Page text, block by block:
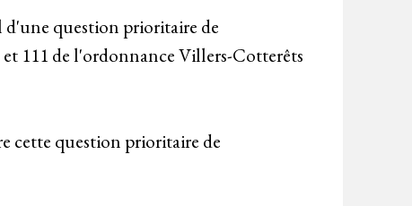
d'une question prioritaire de
111 de l'ordonnance Villers-Cotterêts
cette question prioritaire de